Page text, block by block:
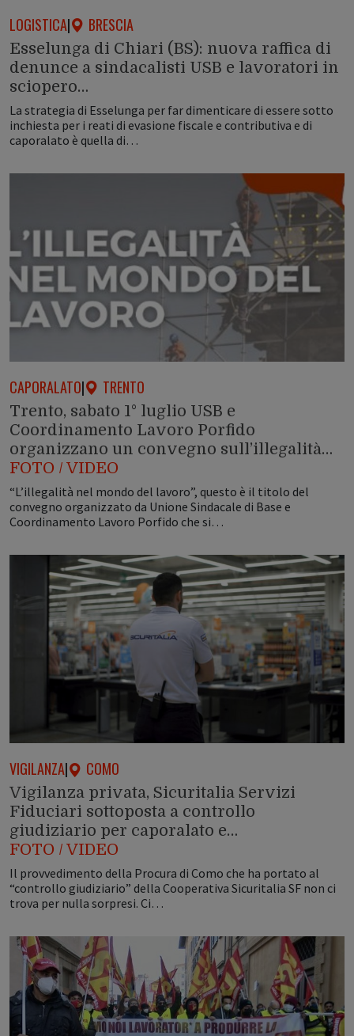
LOGISTICA| BRESCIA
Esselunga di Chiari (BS): nuova raffica di
denunce a sindacalisti USB e lavoratori in
sciopero…
La strategia di Esselunga per far dimenticare di essere sotto
inchiesta per i reati di evasione fiscale e contributiva e di
caporalato è quella di…
CAPORALATO| TRENTO
Trento, sabato 1° luglio USB e
Coordinamento Lavoro Porfido
organizzano un convegno sull’illegalità…
FOTO / VIDEO
“L’illegalità nel mondo del lavoro”, questo è il titolo del
convegno organizzato da Unione Sindacale di Base e
Coordinamento Lavoro Porfido che si…
VIGILANZA| COMO
Vigilanza privata, Sicuritalia Servizi
Fiduciari sottoposta a controllo
giudiziario per caporalato e…
FOTO / VIDEO
Il provvedimento della Procura di Como che ha portato al
“controllo giudiziario” della Cooperativa Sicuritalia SF non ci
trova per nulla sorpresi. Ci…